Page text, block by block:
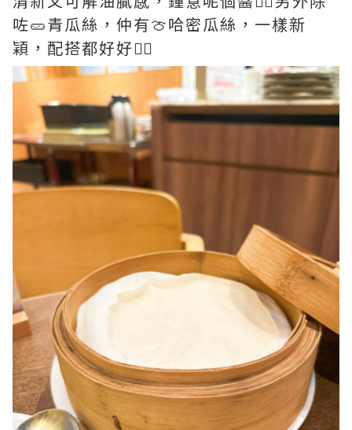
咗🥒青瓜絲，仲有🍈哈密瓜絲，一樣新
穎，配搭都好好👍🏻